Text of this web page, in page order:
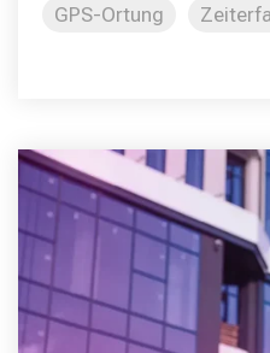
GPS-Ortung